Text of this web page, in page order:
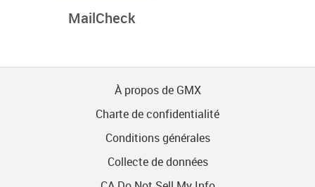
MailCheck
À propos de GMX
Charte de confidentialité
Conditions générales
Collecte de données